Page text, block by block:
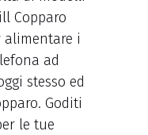
Copparo
alimentare i
ad
stesso ed
Goditi
le tue